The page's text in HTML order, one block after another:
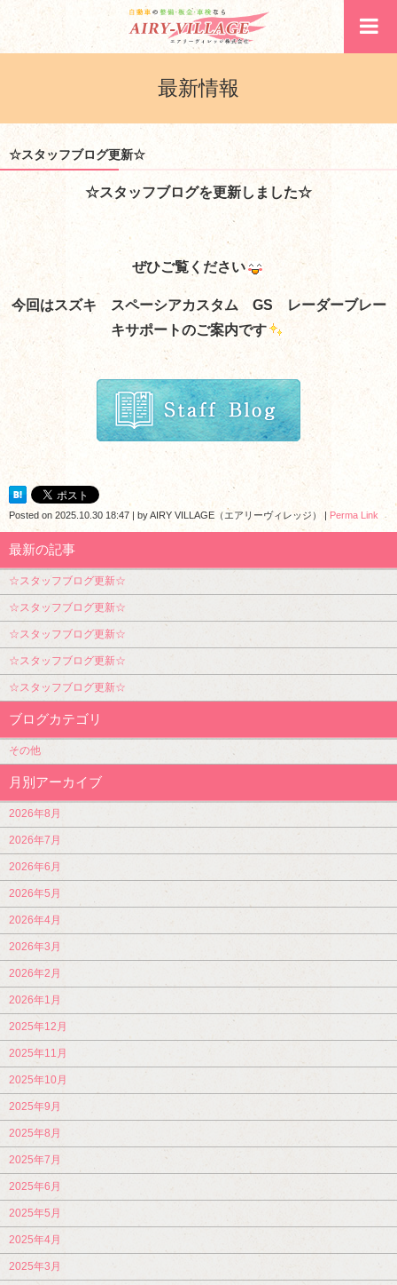
最新情報
☆スタッフブログ更新☆
☆スタッフブログを更新しました☆
ぜひご覧ください
今回はスズキ スペーシアカスタム GS レーダーブレー
キサポートのご案内です
Posted on 2025.10.30 18:47 | byAIRY VILLAGE（エアリーヴィレッジ） | Perma Link
最新の記事
☆スタッフブログ更新☆
☆スタッフブログ更新☆
☆スタッフブログ更新☆
☆スタッフブログ更新☆
☆スタッフブログ更新☆
ブログカテゴリ
その他
月別アーカイブ
2026年8月
2026年7月
2026年6月
2026年5月
2026年4月
2026年3月
2026年2月
2026年1月
2025年12月
2025年11月
2025年10月
2025年9月
2025年8月
2025年7月
2025年6月
2025年5月
2025年4月
2025年3月